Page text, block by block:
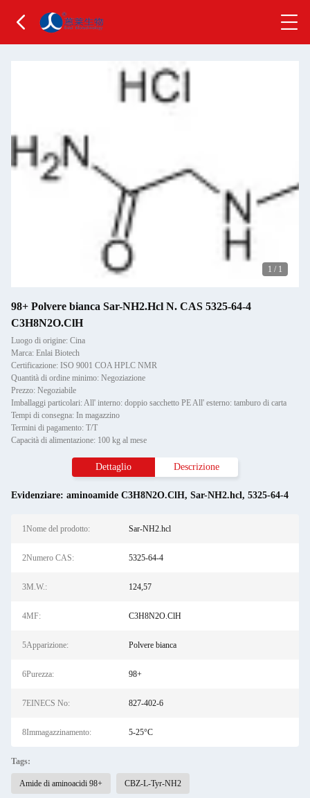
1 / 1
98+ Polvere bianca Sar-NH2.Hcl N. CAS 5325-64-4
C3H8N2O.ClH
Luogo di origine: Cina
Marca: Enlai Biotech
Certificazione: ISO 9001 COA HPLC NMR
Quantità di ordine minimo: Negoziazione
Prezzo: Negoziabile
Imballaggi particolari: All' interno: doppio sacchetto PE All' esterno: tamburo di carta
Tempi di consegna: In magazzino
Termini di pagamento: T/T
Capacità di alimentazione: 100 kg al mese
Dettaglio Descrizione
Evidenziare: aminoamide C3H8N2O.ClH, Sar-NH2.hcl, 5325-64-4
1Nome del prodotto: Sar-NH2.hcl
2Numero CAS: 5325-64-4
3M.W.: 124,57
4MF: C3H8N2O.ClH
5Apparizione: Polvere bianca
6Purezza: 98+
7EINECS No: 827-402-6
8Immagazzinamento: 5-25°C
Tags:
Amide di aminoacidi 98+ CBZ-L-Tyr-NH2